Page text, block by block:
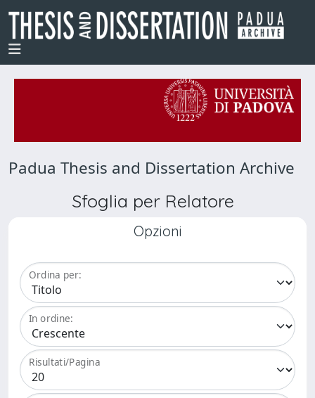
Padua Thesis and Dissertation Archive
Sfoglia per Relatore
Opzioni
Ordina per:
In ordine:
Risultati/Pagina